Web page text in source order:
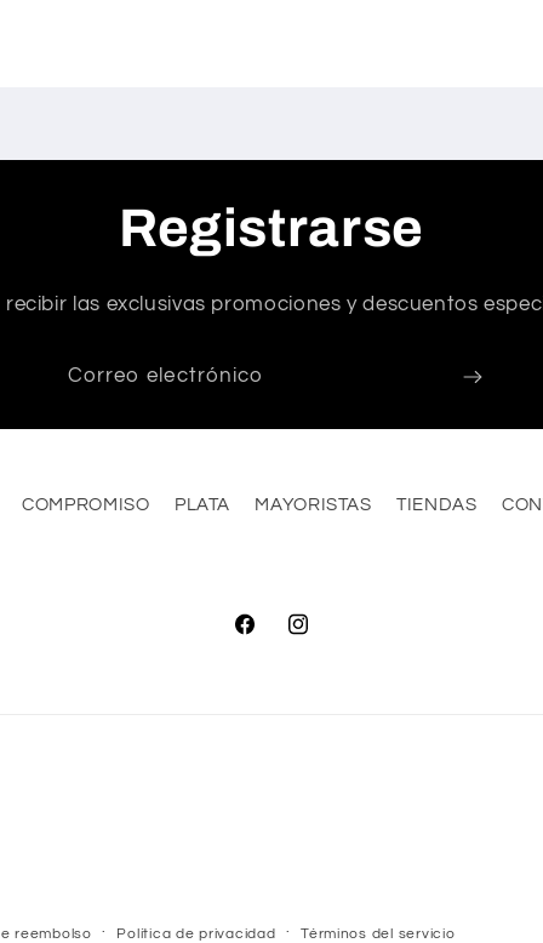
Registrarse
recibir las exclusivas promociones y descuentos
Correo electrónico
COMPROMISO PLATA MAYORISTAS TIENDAS
FacebookInstagram
reembolso Política de privacidad Términos del servicio